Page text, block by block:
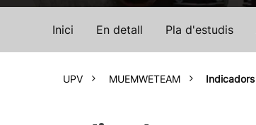
Inici En detall Pla d'estudis
UPV MUEMWETEAM Indicadors